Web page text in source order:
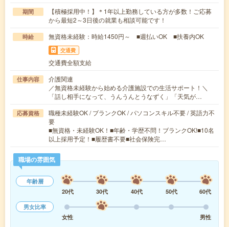
期間
【積極採用中！】＊1年以上勤務している方が多数！ご応募
から最短2～3日後の就業も相談可能です！
時給 無資格未経験：時給1450円～ ■週払いOK ■扶養内OK
交通費
交通費全額支給
仕事内容
介護関連
／無資格未経験から始める介護施設での生活サポート！＼
「話し相手になって、うんうんとうなずく」「天気が…
応募資格
職種未経験OK / ブランクOK / パソコンスキル不要 / 英語力不
要
■無資格・未経験OK！■年齢・学歴不問！ブランクOK!■10名
以上採用予定！■履歴書不要■社会保険完…
職場の雰囲気
年齢層
20代
30代 40代 50代
60代
男女比率
女性
男性